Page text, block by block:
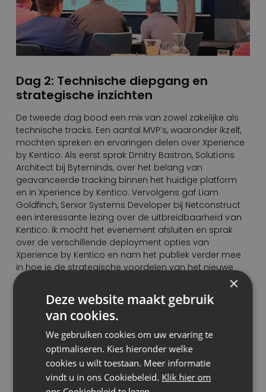
Dag 2: Technische diepgang en
strategische inzichten
De tweede dag bood een mix van zowel zakelijke als
technische tracks. Een aantal MVP’s, waaronder ikzelf,
mochten spreken en ervaringen delen over Xperience
by Kentico. Als eerst sprak Dmitry Bastron, Solutions
Architect bij Byteminds, over het belang van
geavanceerde tracking binnen het huidige platform
en in Xperience by Kentico. Vervolgens gaf Liam
Goldfinch, Senior Systems Developer bij Netconstruct
een interessante lezing over de uitbreidbaarheid van
Kentico. Ik mocht het evenement afsluiten en sprak
over de verschillende deployment opties van
Xperience by Kentico en nam het publiek verder mee
in hoe je de strategische voordelen van het nieuwe
SaaS-aanbod kunt benutten. Verder gaf ik een
demonstratie over hoe je release pipelines naadloos
kunt integreren. Zowel volledig SaaS, als self-managed.
Ontzettend gaaf om te mogen doen!
Een succesvol evenement met
heldere inzichten
Ik kan wel zeggen dat het Kentico Connection
×
Deze website maakt gebruik
van cookies.
We gebruiken cookies om uw ervaring te
optimaliseren. Kies hieronder welke
cookies u wilt toestaan. Meer informatie
vindt u in ons Cookiebeleid. Klik hier om